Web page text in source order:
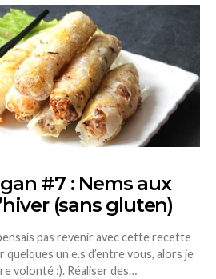
#7 : Nems aux
(sans gluten)
pas revenir avec cette recette
quelques un.e.s d’entre vous, alors je
volonté :). Réaliser des…